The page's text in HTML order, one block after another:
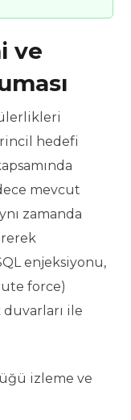
ve
hedefi
mevcut
zamanda
enjeksiyonu,
force)
ile
izleme ve